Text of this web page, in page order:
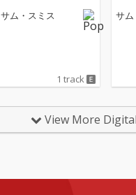
サム・スミス
1 track
サム
View More